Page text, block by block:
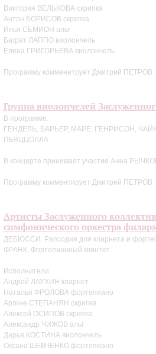
Виктория ВЕЛЬКОВА скрипка
Антон БОРИСОВ скрипка
Илья СЕМИОН альт
Баграт ЛАППО виолончель
Елена ГРИГОРЬЕВА виолончель
Программу комменитрует Дмитрий ПЕТРОВ
Группа виолончелей
В программе:
ГЕНДЕЛЬ, БАРЬЕР, МАРЕ, ГЕНРИСОН,
ПЬЯЦЦОЛЛА
В концерте принимает участие Анна
Программу комментирует Дмитрий ПЕТРОВ
Артисты Заслуженного
симфонического оркестра
ДЕБЮССИ. Рапсодия для кларнета и
ФРАНК. Фортепианный квинтет
Исполнители:
Андрей ЛАУХИН кларнет
Наталья ФРОЛОВА фортепиано
Аргине СТЕПАНЯН скрипка
Алексей ОСИПОВ скрипка
Александр ЧИЖОВ альт
Дарья КОСТИНА виолончель
Оксана ШЕВЧЕНКО фортепиано